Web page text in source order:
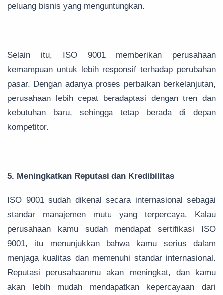
peluang bisnis yang menguntungkan.
Selain itu, ISO 9001 memberikan perusahaan
kemampuan untuk lebih responsif terhadap perubahan
pasar. Dengan adanya proses perbaikan berkelanjutan,
perusahaan lebih cepat beradaptasi dengan tren dan
kebutuhan baru, sehingga tetap berada di depan
kompetitor.
5. Meningkatkan Reputasi dan Kredibilitas
ISO 9001 sudah dikenal secara internasional sebagai
standar manajemen mutu yang terpercaya. Kalau
perusahaan kamu sudah mendapat sertifikasi ISO
9001, itu menunjukkan bahwa kamu serius dalam
menjaga kualitas dan memenuhi standar internasional.
Reputasi perusahaanmu akan meningkat, dan kamu
akan lebih mudah mendapatkan kepercayaan dari